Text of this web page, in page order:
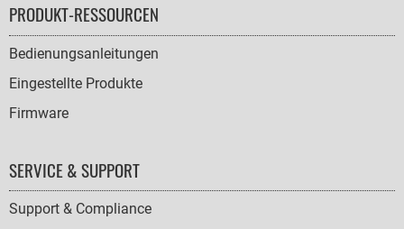
PRODUKT-RESSOURCEN
Bedienungsanleitungen
Eingestellte Produkte
Firmware
SERVICE & SUPPORT
Support & Compliance